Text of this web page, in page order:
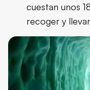
cuestan unos
recoger y